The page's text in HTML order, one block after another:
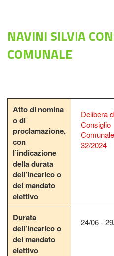
NAVINI SILVIA
COMUNALE
Atto di nomina
o di
proclamazione,
con
l’indicazione
della durata
dell’incarico o
del mandato
elettivo
Delibera
Consiglio
32/2024
Durata
dell’incarico o
del mandato
elettivo
24/06 -